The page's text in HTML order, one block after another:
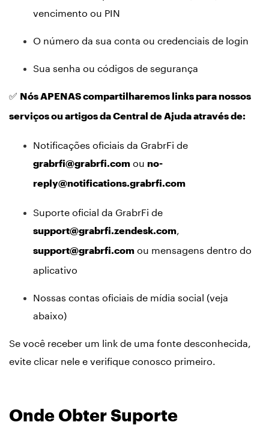
vencimento ou PIN
O número da sua conta ou credenciais de login
Sua senha ou códigos de segurança
✅ Nós APENAS compartilharemos links para nossos
serviços ou artigos da Central de Ajuda através de:
Notificações oficiais da GrabrFi de
grabrfi@grabrfi.com ou no-
reply@notifications.grabrfi.com
Suporte oficial da GrabrFi de
support@grabrfi.zendesk.com
support@grabrfi.com ou mensagens dentro do
aplicativo
Nossas contas oficiais de mídia social (veja
abaixo)
Se você receber um link de uma fonte desconhecida,
evite clicar nele e verifique conosco primeiro.
Onde Obter Suporte